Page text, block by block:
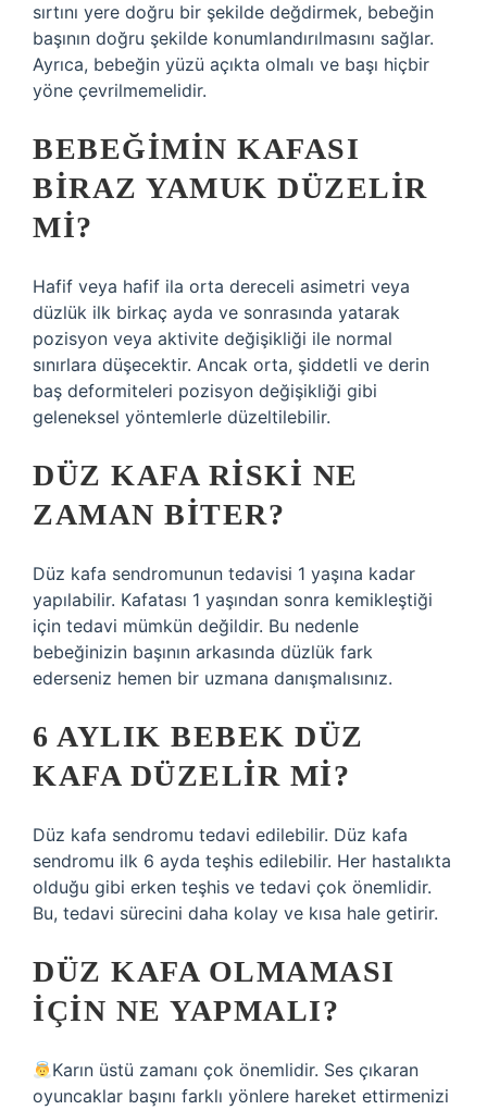
sırtını yere doğru bir şekilde değdirmek, bebeğin
başının doğru şekilde konumlandırılmasını sağlar.
Ayrıca, bebeğin yüzü açıkta olmalı ve başı hiçbir
yöne çevrilmemelidir.
BEBEĞIMIN KAFASI
BIRAZ YAMUK DÜZELIR
MI?
Hafif veya hafif ila orta dereceli asimetri veya
düzlük ilk birkaç ayda ve sonrasında yatarak
pozisyon veya aktivite değişikliği ile normal
sınırlara düşecektir. Ancak orta, şiddetli ve derin
baş deformiteleri pozisyon değişikliği gibi
geleneksel yöntemlerle düzeltilebilir.
DÜZ KAFA RISKI NE
ZAMAN BITER?
Düz kafa sendromunun tedavisi 1 yaşına kadar
yapılabilir. Kafatası 1 yaşından sonra kemikleştiği
için tedavi mümkün değildir. Bu nedenle
bebeğinizin başının arkasında düzlük fark
ederseniz hemen bir uzmana danışmalısınız.
6 AYLIK BEBEK DÜZ
KAFA DÜZELIR MI?
Düz kafa sendromu tedavi edilebilir. Düz kafa
sendromu ilk 6 ayda teşhis edilebilir. Her hastalıkta
olduğu gibi erken teşhis ve tedavi çok önemlidir.
Bu, tedavi sürecini daha kolay ve kısa hale getirir.
DÜZ KAFA OLMAMASI
IÇIN NE YAPMALI?
Karın üstü zamanı çok önemlidir. Ses çıkaran
oyuncaklar başını farklı yönlere hareket ettirmenizi